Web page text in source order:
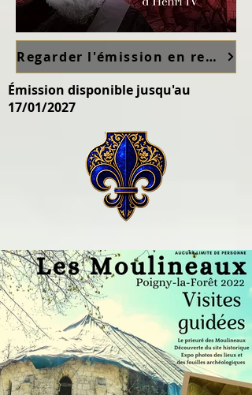
Regarder l'émission en replay sur France TV ici
Émission disponible jusqu'au
17/01/2027